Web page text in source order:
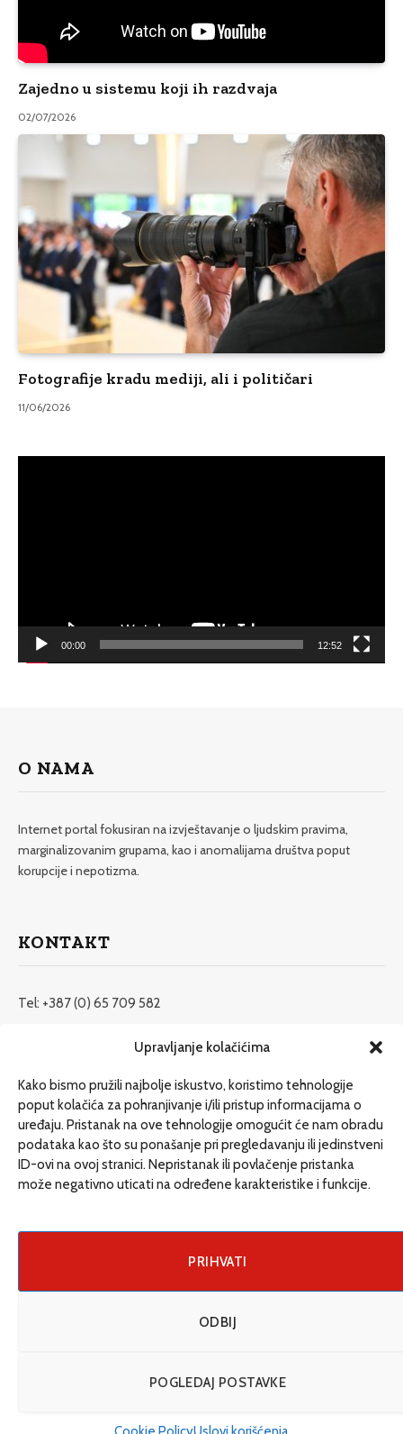
Upravljanje kolačićima
Kako bismo pružili najbolje iskustvo, koristimo tehnologije
poput kolačića za pohranjivanje i/ili pristup informacijama o
uređaju. Pristanak na ove tehnologije omogućit će nam obradu
podataka kao što su ponašanje pri pregledavanju ili jedinstveni
ID-ovi na ovoj stranici. Nepristanak ili povlačenje pristanka
može negativno uticati na određene karakteristike i funkcije.
PRIHVATI
ODBIJ
POGLEDAJ POSTAVKE
Zajedno u sistemu koji ih razdvaja
02/07/2026
Fotografije kradu mediji, ali i političari
11/06/2026
00:00 12:52
O NAMA
Internet portal fokusiran na izvještavanje o ljudskim pravima,
marginalizovanim grupama, kao i anomalijama društva poput
korupcije i nepotizma.
KONTAKT
Tel: +387 (0) 65 709 582
redakcija@etrafika.net
Dosije
Drugi pišu
Društvo
Cookie Policy (EU)